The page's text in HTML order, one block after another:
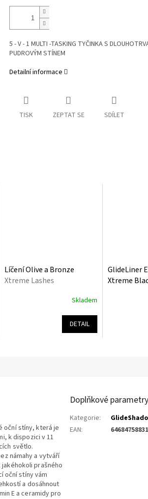
5 - V - 1 MULTI -TASKING TYČINKA S
PUDROVÝM STÍNEM
Detailní informace
TISK ZEPTAT SE SDÍLET
Líčení Olive a Bronze
Xtreme Lashes
Skladem
DETAIL
GlideLiner
Xtreme
oční stíny, která je
k dispozici v 11
světlo.
námahy a vytváří
prašného
oční stíny vám
a dosáhnout
E a ceramidy pro
Doplňkové parametry
Kategorie:
EAN: